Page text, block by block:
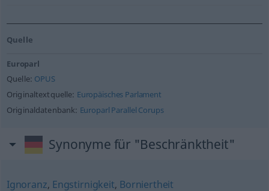
Quelle
Europarl
Quelle: OPUS
Originaltextquelle: Europäisches Parlament
Originaldatenbank: Europarl Parallel Corups
Synonyme für "Beschränktheit"
Ignoranz, Engstirnigkeit, Borniertheit